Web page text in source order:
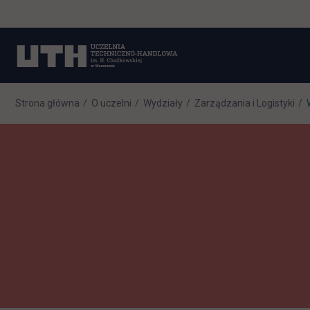
Strona główna O uczelni Wydziały Zarządzania i Logistyki